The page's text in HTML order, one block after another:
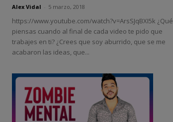
Alex Vidal 5 marzo, 2018
https://www.youtube.com/watch?v=ArsSJqBXI5k ¿Qué
piensas cuando al final de cada video te pido que
trabajes en ti? ¿Crees que soy aburrido, que se me
acabaron las ideas, que...